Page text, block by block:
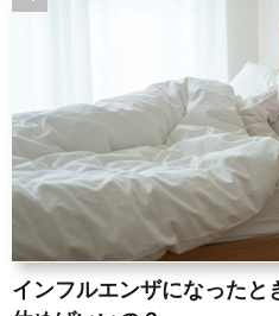
インフルエンザになったと